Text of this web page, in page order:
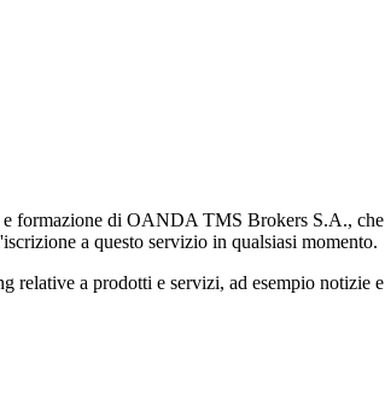
formazione di OANDA TMS Brokers S.A., che
a questo servizio in qualsiasi momento.
a prodotti e servizi, ad esempio notizie